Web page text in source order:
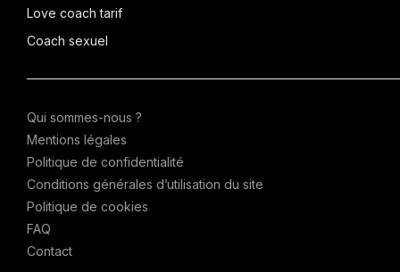
Love coach tarif
Coach sexuel
Qui sommes-nous ?
Mentions légales
Politique de confidentialité
Conditions générales d’utilisation du site
Politique de cookies
FAQ
Contact